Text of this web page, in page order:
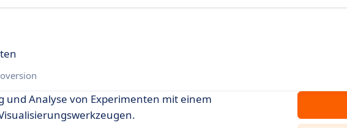
und Analyse von Experimenten mit einem